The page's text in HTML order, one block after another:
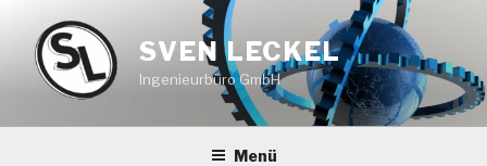
Inhalt
springen
SVEN LECKEL
Ingenieurbüro GmbH
Menü